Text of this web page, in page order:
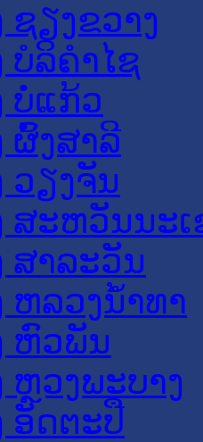
ຊຽງຂວາງ
ບໍລິຄໍາໄຊ
ບໍ່ແກ້ວ
ຜົ້ງສາລີ
ວຽງຈັນ
ສະຫວັນນະ
ສາລະວັນ
ຫລວງນໍ້າທາ
ຫົວພັນ
ຫຼວງພະບາງ
ອັດຕະປື